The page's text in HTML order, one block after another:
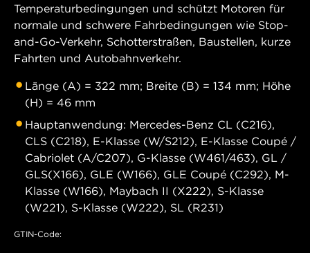
Temperaturbedingungen und schützt Motoren für
normale und schwere Fahrbedingungen wie Stop-
and-Go-Verkehr, Schotterstraßen, Baustellen, kurze
Fahrten und Autobahnverkehr.
Länge (A) = 322 mm; Breite (B) = 134 mm; Höhe
(H) = 46 mm
Hauptanwendung: Mercedes-Benz CL (C216),
CLS (C218), E-Klasse (W/S212), E-Klasse Coupé /
Cabriolet (A/C207), G-Klasse (W461/463), GL /
GLS(X166), GLE (W166), GLE Coupé (C292), M-
Klasse (W166), Maybach II (X222), S-Klasse
(W221), S-Klasse (W222), SL (R231)
GTIN-Code: